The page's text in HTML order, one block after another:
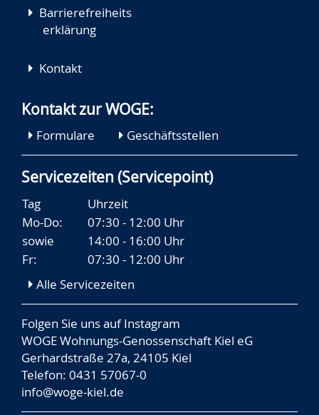
Barrierefreiheits
erklärung
Kontakt
Kontakt zur WOGE:
Formulare Geschäftsstellen
Servicezeiten (Servicepoint)
Tag
Uhrzeit
Mo-Do:
07:30 - 12:00 Uhr
sowie
14:00 - 16:00 Uhr
Fr:
07:30 - 12:00 Uhr
Alle Servicezeiten
Folgen Sie uns aufInstagram
WOGE Wohnungs-Genossenschaft Kiel eG
Gerhardstraße 27a, 24105 Kiel
Telefon: 0431 57067-0
info@woge-kiel.de